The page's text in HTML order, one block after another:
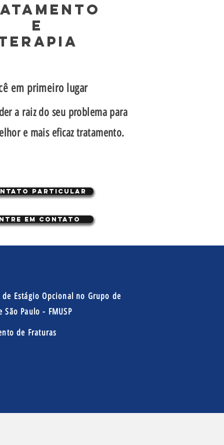
E
em primeiro lugar
a raiz do seu problema para
e mais eficaz tratamento.
Particular
em contato
Estágio Opcional no Grupo de
Paulo - FMUSP
de Fraturas